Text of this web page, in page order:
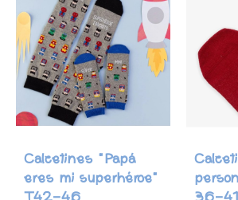
Calcetines "Papá
eres mi superhéroe"